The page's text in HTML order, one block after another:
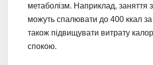
метаболізм. Наприклад, заняття
можуть спалювати до 400 ккал за
також підвищувати витрату
спокою.